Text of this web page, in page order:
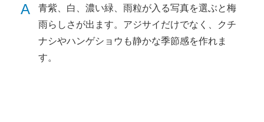
A
青紫、白、濃い緑、雨粒が入る写真を選ぶと梅
雨らしさが出ます。アジサイだけでなく、クチ
ナシやハンゲショウも静かな季節感を作れま
す。